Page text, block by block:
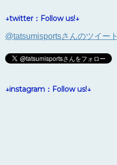
↓twitter：Follow us!↓
@tatsumisportsさんのツイート
↓instagram：Follow us!↓